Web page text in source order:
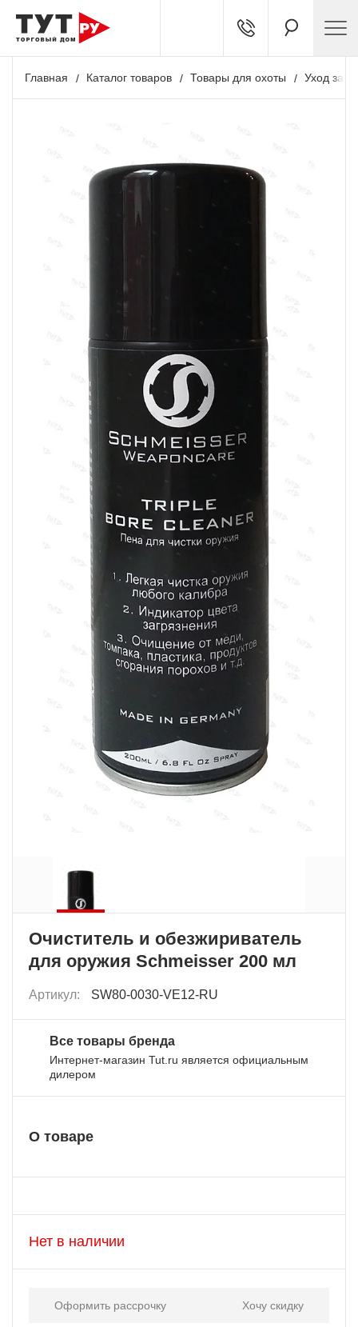
Главная Каталог товаров Товары для охоты Уход за
Очиститель и обезжириватель
для оружия Schmeisser 200 мл
Артикул: SW80-0030-VE12-RU
Все товары бренда
Интернет-магазин Tut.ru является официальным
дилером
О товаре
Нет в наличии
Оформить рассрочку Хочу скидку